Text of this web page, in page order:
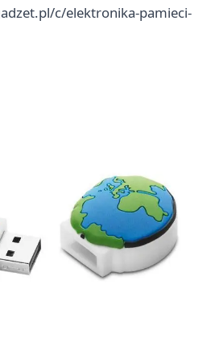
c/elektronika-pamieci-